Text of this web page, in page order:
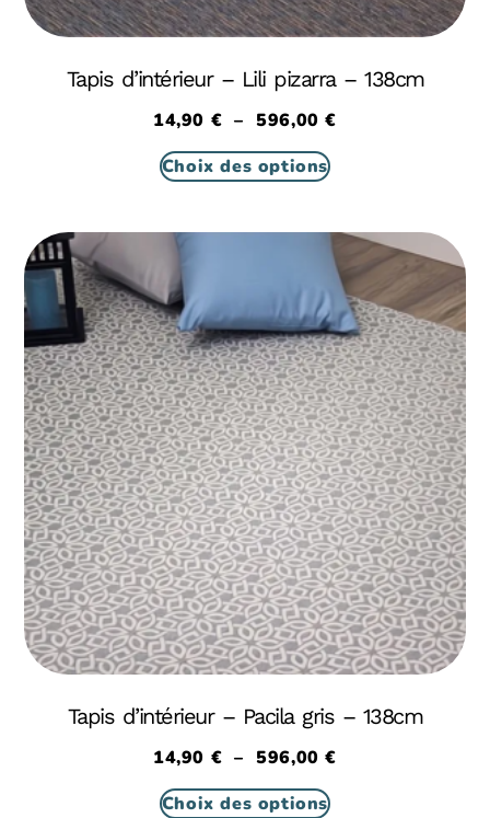
Tapis d’intérieur – Lili pizarra – 138cm
14,90 € – 596,00€
Choix des options
Tapis d’intérieur – Pacila gris – 138cm
14,90 € – 596,00€
Choix des options